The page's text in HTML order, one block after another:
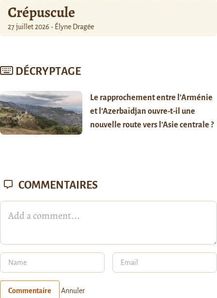
Crépuscule
27 juillet 2026 - Élyne Dragée
DÉCRYPTAGE
Le rapprochement entre l’Arménie
et l’Azerbaïdjan ouvre-t-il une
nouvelle route vers l’Asie centrale ?
COMMENTAIRES
Commentaire Annuler